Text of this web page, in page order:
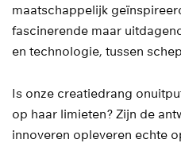
maatschappelijk
fascinerende maar
en technologie, tussen
Is onze creatiedrang
op haar limieten? Zijn de
innoveren opleveren echte